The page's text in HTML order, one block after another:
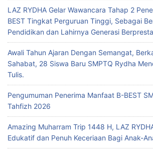
LAZ RYDHA Gelar Wawancara Tahap 2
BEST Tingkat Perguruan Tinggi, Sebagai
Pendidikan dan Lahirnya Generasi
Awali Tahun Ajaran Dengan Semangat,
Sahabat, 28 Siswa Baru SMPTQ Rydha
Tulis.
Pengumuman Penerima Manfaat B-BEST
Tahfizh 2026
Amazing Muharram Trip 1448 H, LAZ
Edukatif dan Penuh Keceriaan Bagi Anak-